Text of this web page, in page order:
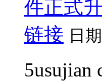
件正式
链接 日期
5usujian